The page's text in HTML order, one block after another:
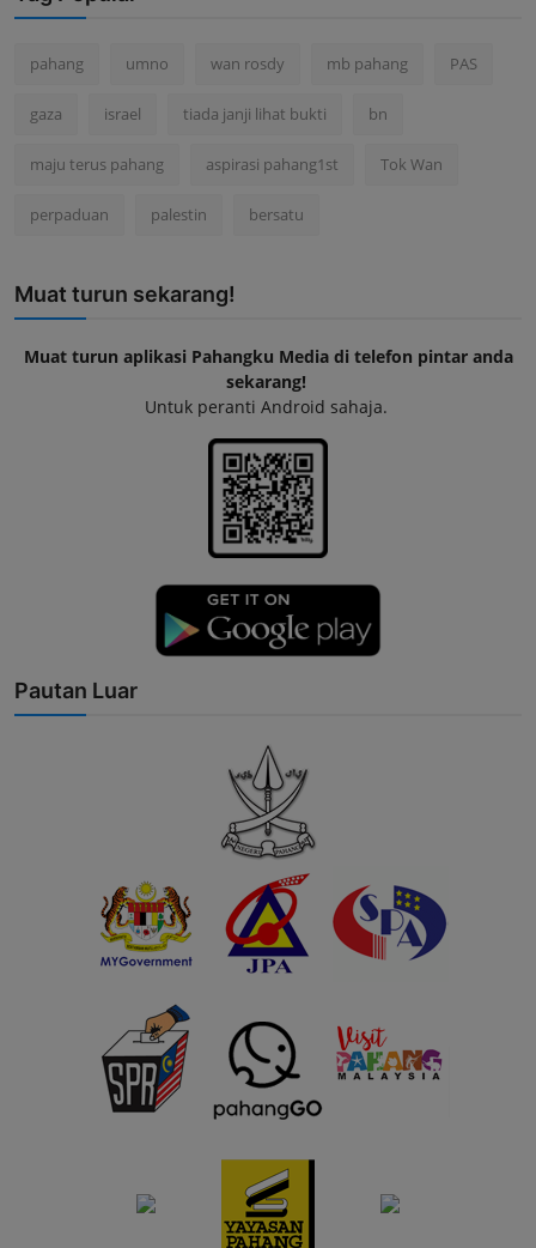
pahang umno wan rosdy mb pahang PAS
gaza israel tiada janji lihat bukti bn
maju terus pahang aspirasi pahang1st Tok Wan
perpaduan palestin bersatu
Muat turun sekarang!
Muat turun aplikasi Pahangku Media di telefon pintar anda
sekarang!
Untuk peranti Android sahaja.
Pautan Luar